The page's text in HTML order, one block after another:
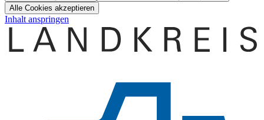
Alle Cookies akzeptieren
Inhalt anspringen